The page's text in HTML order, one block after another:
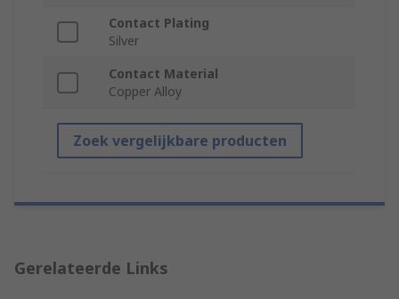
Contact Plating
Silver
Contact Material
Copper Alloy
Zoek vergelijkbare producten
Gerelateerde Links